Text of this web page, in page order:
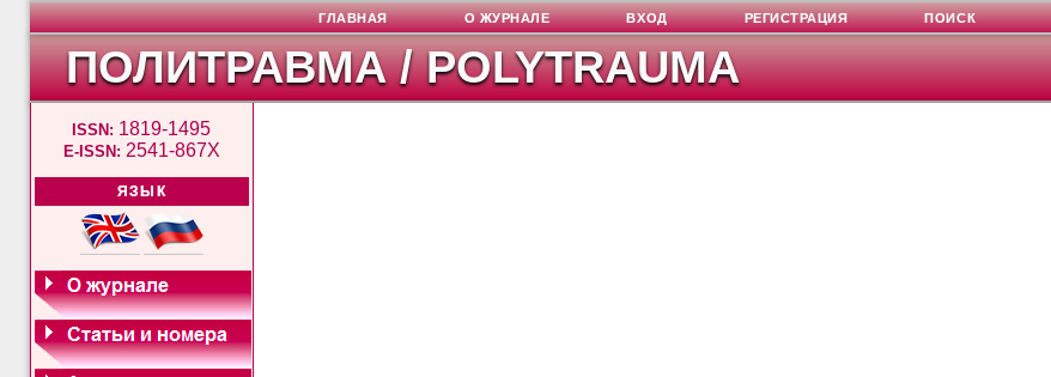
ПОЛИТРАВМА / POLYTRAUMA
ISSN: 1819-1495
E-ISSN: 2541-867X
ЯЗЫК
ГЛАВНАЯ О ЖУРНАЛЕ ВХОД РЕГИСТРАЦИЯ ПОИСК